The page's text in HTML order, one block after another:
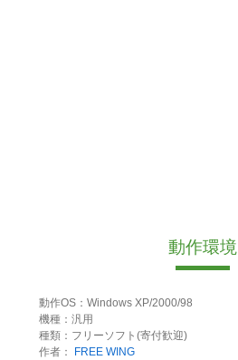
動作環境
動作OS：Windows XP/2000/98
機種：汎用
種類：フリーソフト(寄付歓迎)
作者：
FREE WING